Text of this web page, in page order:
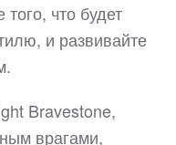
что будет
и развивайте
Bravestone,
врагами,